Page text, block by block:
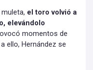
el toro volvió a
elevándolo
momentos de
ello, Hernández se